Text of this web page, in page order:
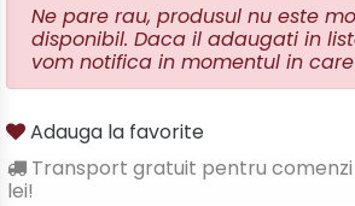
Ne pare rau, produsul nu este
disponibil. Daca il adaugati in
vom notifica in momentul in
Adauga la favorite
Transport gratuit pentru comenzi
lei!